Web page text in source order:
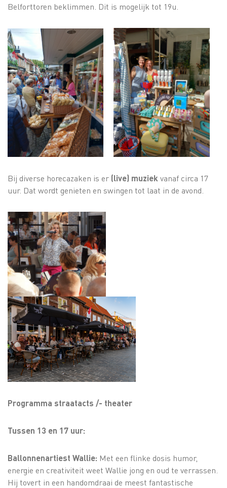
Belforttoren beklimmen. Dit is mogelijk tot 19u.
Bij diverse horecazaken is er (live) muziek vanaf circa 17
uur. Dat wordt genieten en swingen tot laat in de avond.
Programma straatacts /- theater
Tussen 13 en 17 uur:
Ballonnenartiest Wallie: Met een flinke dosis humor,
energie en creativiteit weet Wallie jong en oud te verrassen.
Hij tovert in een handomdraai de meest fantastische